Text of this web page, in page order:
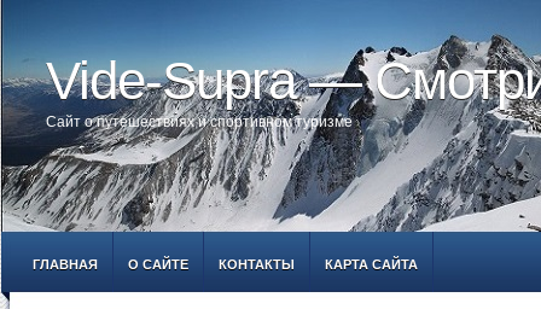
Vide-Supra —
Сайт о путешествиях и спортивном туризме
ГЛАВНАЯ О САЙТЕ КОНТАКТЫ КАРТА САЙТА